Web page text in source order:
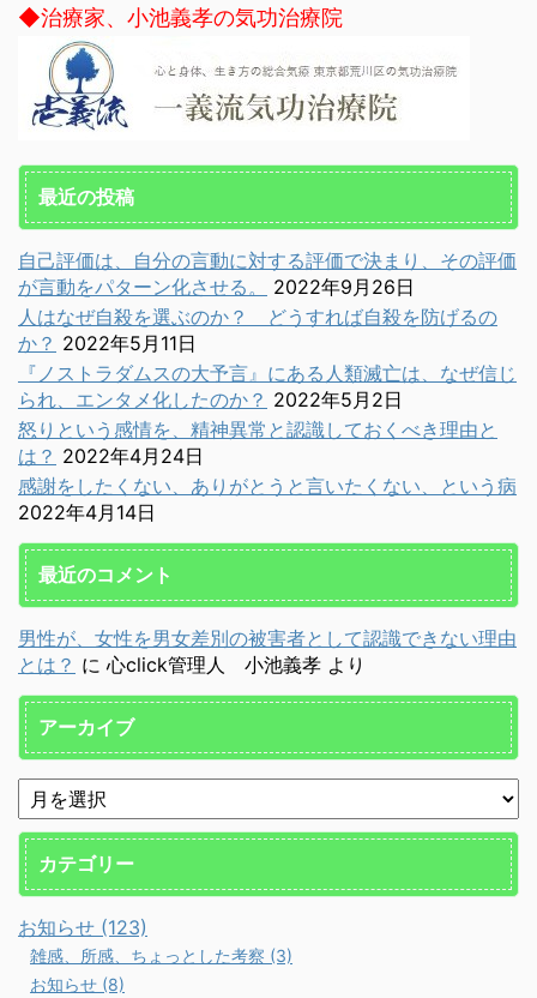
◆治療家、小池義孝の気功治療院
最近の投稿
自己評価は、自分の言動に対する評価で決まり、その評価
が言動をパターン化させる。
2022年9月26日
人はなぜ自殺を選ぶのか？ どうすれば自殺を防げるの
か？ 2022年5月11日
『ノストラダムスの大予言』にある人類滅亡は、なぜ信じ
られ、エンタメ化したのか？ 2022年5月2日
怒りという感情を、精神異常と認識しておくべき理由と
は？ 2022年4月24日
感謝をしたくない、ありがとうと言いたくない、という病
2022年4月14日
最近のコメント
男性が、女性を男女差別の被害者として認識できない理由
とは？ に 心click管理人 小池義孝 より
アーカイブ
カテゴリー
お知らせ (123)
雑感、所感、ちょっとした考察 (3)
お知らせ (8)